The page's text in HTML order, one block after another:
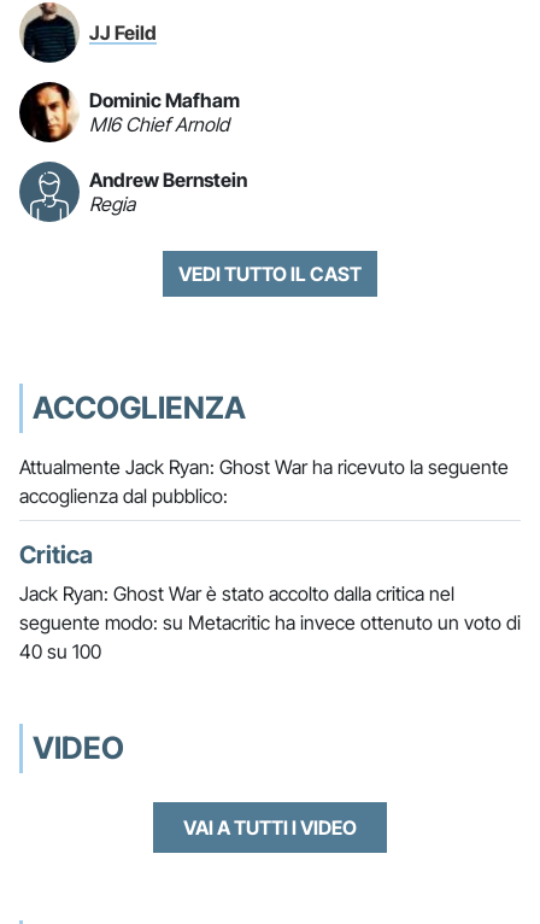
JJ Feild
Dominic Mafham
MI6 Chief Arnold
Andrew Bernstein
Regia
VEDI TUTTO IL CAST
ACCOGLIENZA
Attualmente Jack Ryan: Ghost War ha ricevuto la seguente
accoglienza dal pubblico:
Critica
Jack Ryan: Ghost War è stato accolto dalla critica nel
seguente modo: su Metacritic ha invece ottenuto un voto di
40 su 100
VIDEO
VAI A TUTTI I VIDEO